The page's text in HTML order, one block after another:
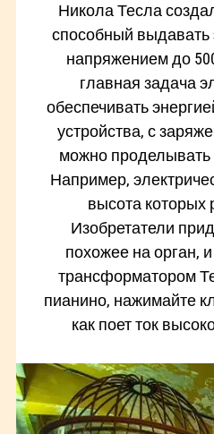
Никола Тесла
способный выдавать
напряжением до
главная задача
обеспечивать
устройства, с
можно проделывать
Например,
высота которых
Изобретатели
похожее на орган,
трансформатором
пианино, нажимайте
как поет ток